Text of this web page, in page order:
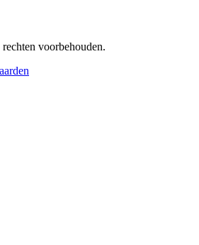
voorbehouden.